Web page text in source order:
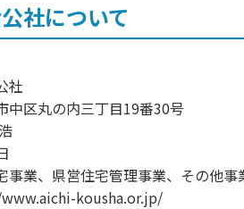
社について
社
中区丸の内三丁目19番30号
事業、県営住宅管理事業、その他
kousha.or.jp/